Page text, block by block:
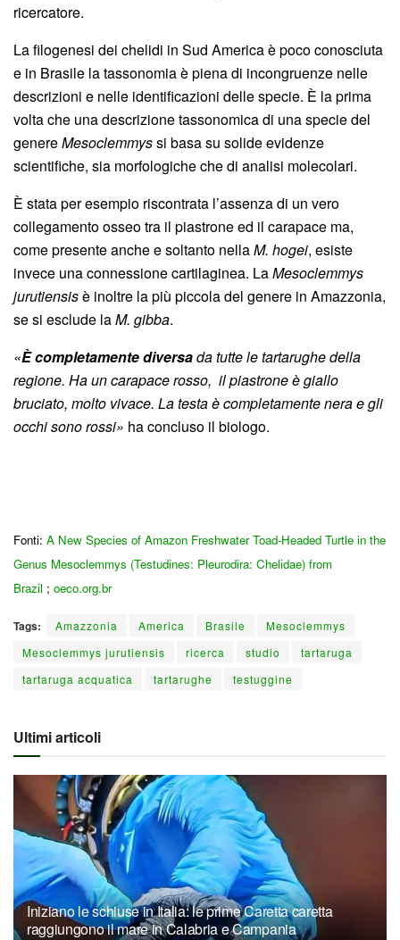
ricercatore.
La filogenesi dei chelidi in Sud America è poco conosciuta
e in Brasile la tassonomia è piena di incongruenze nelle
descrizioni e nelle identificazioni delle specie. È la prima
volta che una descrizione tassonomica di una specie del
genereMesoclemmyssi basa su solide evidenze
scientifiche, sia morfologiche che di analisi molecolari.
È stata per esempio riscontrata l’assenza di un vero
collegamento osseo tra il piastrone ed il carapace ma,
come presente anche e soltanto nellaM. hogei, esiste
invece una connessione cartilaginea. LaMesoclemmys
jurutiensisè inoltre la più piccola del genere in Amazzonia,
se si esclude laM. gibba.
«È completamente diversada tutte le tartarughe della
regione. Ha un carapace rosso, il piastrone è giallo
bruciato, molto vivace. La testa è completamente nera e gli
occhi sono rossi» ha concluso il biologo.
Fonti: A New Species of Amazon Freshwater Toad-Headed Turtle in the
Genus Mesoclemmys (Testudines: Pleurodira: Chelidae) from
Brazil ; oeco.org.br
Tags: Amazzonia America Brasile
Mesoclemmys
Mesoclemmys jurutiensis
ricerca studio
tartaruga
tartaruga acquatica
tartarughe testuggine
Ultimi articoli
Iniziano le schiuse in Italia: le prime Caretta caretta
raggiungono il mare in Calabria e Campania